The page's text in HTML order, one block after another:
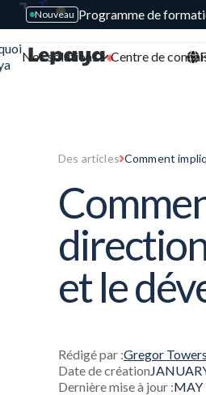
Nouveau Programme de
Nos solutions Centre de
Des articles Comment
et le
Rédigé par :Gregor Towers
Date de création
Dernière mise à jour :MAY